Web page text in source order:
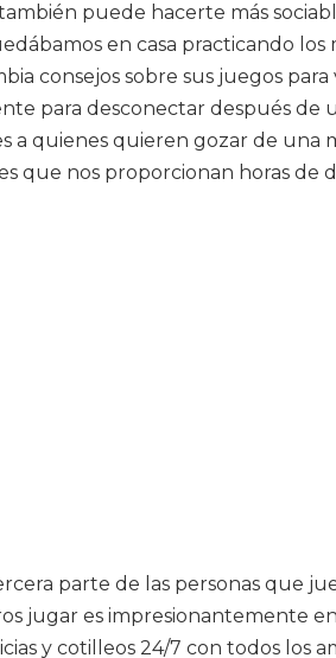
puede hacerte más
en casa practicando
consejos sobre sus juegos
para desconectar después
a quienes quieren gozar de
que nos proporcionan horas
parte de las personas que
jugar es impresionantemente
y cotilleos 24/7 con todos los